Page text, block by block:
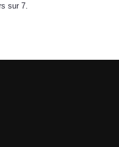
sur 7.